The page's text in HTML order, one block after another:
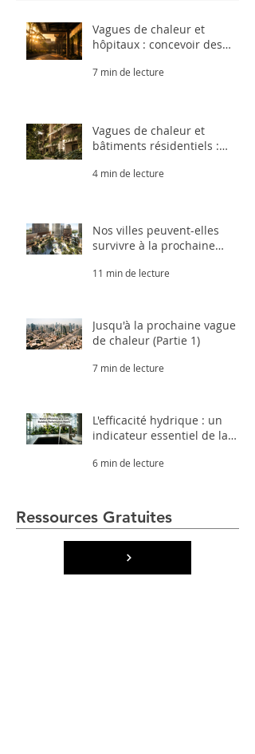
Vagues de chaleur et
hôpitaux : concevoir des
capables de résister aux
7 min de lecture
Vagues de chaleur et
bâtiments résidentiels :
capables de résister aux
4 min de lecture
Nos villes peuvent-elles
survivre à la prochaine
11 min de lecture
Jusqu'à la prochaine vague
de chaleur (Partie 1)
7 min de lecture
L'efficacité hydrique : un
indicateur essentiel de la
6 min de lecture
Ressources Gratuites